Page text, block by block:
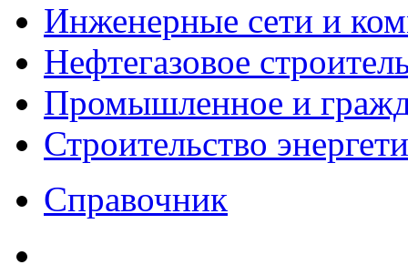
Инженерные сети и
Нефтегазовое
Промышленное и
Строительство
Справочник